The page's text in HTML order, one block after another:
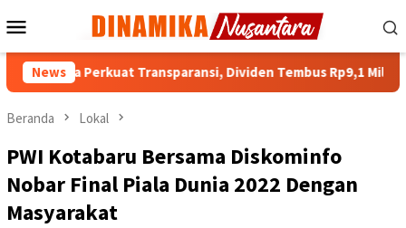
ke
Mobile
News
Perkuat Transparansi, Dividen Tembus Rp9,1 Miliar
Beranda Lokal
PWI Kotabaru Bersama Diskominfo
Nobar Final Piala Dunia 2022 Dengan
Masyarakat